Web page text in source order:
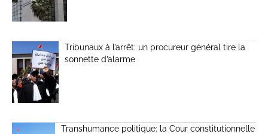
Tribunaux à l’arrêt: un procureur général tire la
sonnette d’alarme
Transhumance politique: la Cour constitutionnelle